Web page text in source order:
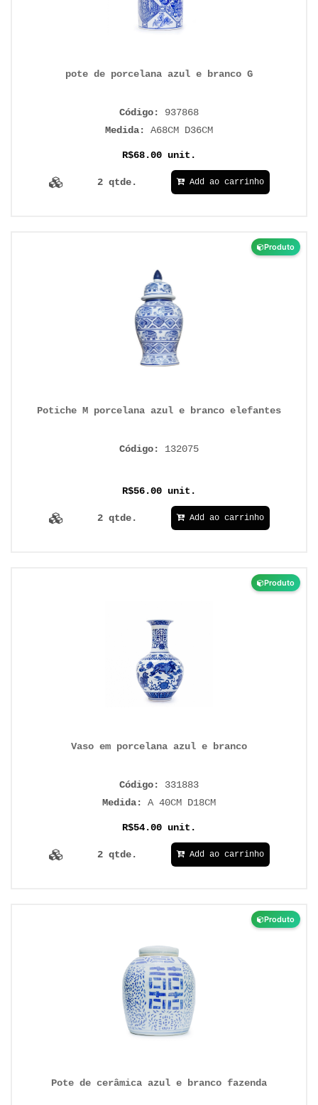
pote de porcelana azul e branco G
Código: 937868
Medida: A68CM D36CM
R$68.00 unit.
2 qtde. Add ao carrinho
Produto
Potiche M porcelana azul e branco elefantes
Código: 132075
R$56.00 unit.
2 qtde. Add ao carrinho
Produto
Vaso em porcelana azul e branco
Código: 331883
Medida: A 40CM D18CM
R$54.00 unit.
2 qtde. Add ao carrinho
Produto
Pote de cerâmica azul e branco fazenda